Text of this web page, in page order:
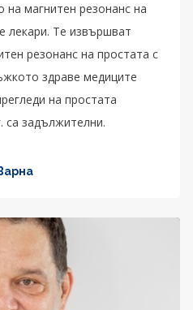
на магнитен резонанс на
лекари. Те извършват
резонанс на простата с
здраве медиците
на простата
са задължителни.